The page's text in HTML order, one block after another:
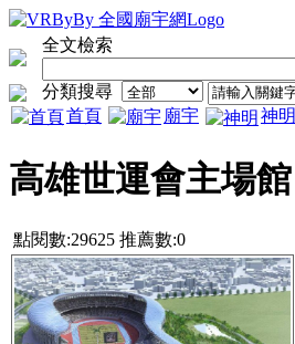
全文檢索
分類搜尋
首頁
廟宇 神明
高雄世運會主場館
點閱數:29625 推薦數:0